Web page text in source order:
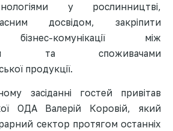
у рослинництві,
досвідом, закріпити
бізнес-комунікації між
та споживачами
продукції.
засіданні гостей привітав
ОДА Валерій Коровій, який
сектор протягом останніх